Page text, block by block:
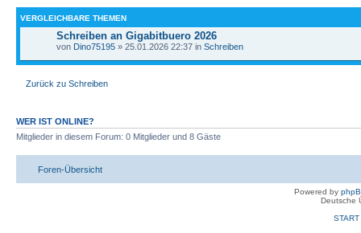
VERGLEICHBARE THEMEN
Schreiben an Gigabitbuero 2026
von Dino75195 » 25.01.2026 22:37 in Schreiben
Zurück zu Schreiben
WER IST ONLINE?
Mitglieder in diesem Forum: 0 Mitglieder und 8 Gäste
Foren-Übersicht
Powered by
Deutsche
START